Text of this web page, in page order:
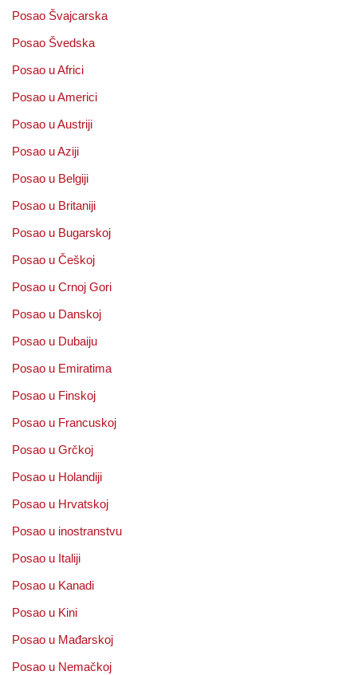
Posao Švajcarska
Posao Švedska
Posao u Africi
Posao u Americi
Posao u Austriji
Posao u Aziji
Posao u Belgiji
Posao u Britaniji
Posao u Bugarskoj
Posao u Češkoj
Posao u Crnoj Gori
Posao u Danskoj
Posao u Dubaiju
Posao u Emiratima
Posao u Finskoj
Posao u Francuskoj
Posao u Grčkoj
Posao u Holandiji
Posao u Hrvatskoj
Posao u inostranstvu
Posao u Italiji
Posao u Kanadi
Posao u Kini
Posao u Mađarskoj
Posao u Nemačkoj